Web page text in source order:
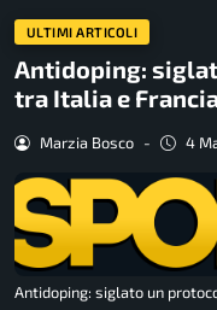
ULTIMI ARTICOLI
Antidoping:
tra Italia e
Marzia Bosco - 4
Antidoping: siglato un